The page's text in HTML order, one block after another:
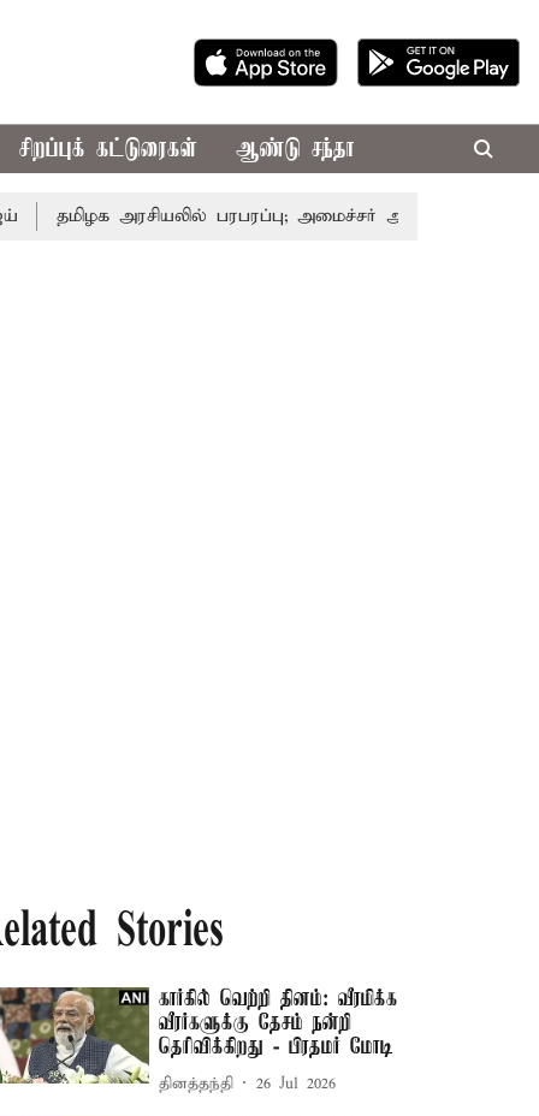
சிறப்புக் கட்டுரைகள் ஆண்டு சந்தா
அரசியலில் பரபரப்பு; அமைச்சர் ஆனந்த் உடன் சி.வி.
Stories
கார்கில் வெற்றி தினம்: வீரமிக்க
வீரர்களுக்கு தேசம் நன்றி
தெரிவிக்கிறது - பிரதமர் மோடி
தினத்தந்தி 26 Jul 2026